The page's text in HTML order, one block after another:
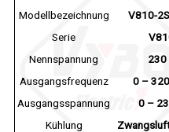
Modellbezeichnung
V810-
Serie
Nennspannung
230
Ausgangsfrequenz
0 –
Ausgangsspannung
0 –
Kühlung